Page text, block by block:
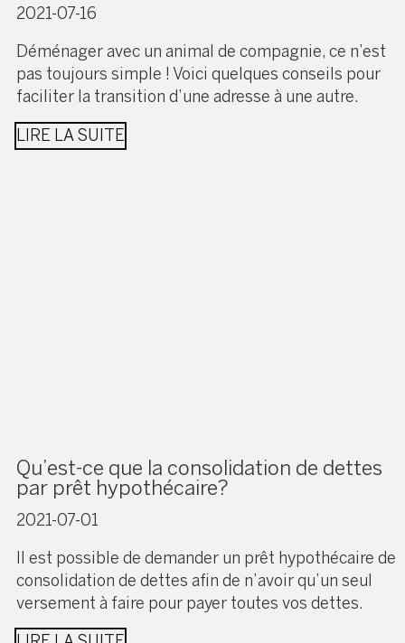
2021-07-16
Déménager avec un animal de compagnie, ce n’est
pas toujours simple ! Voici quelques conseils pour
faciliter la transition d’une adresse à une autre.
LIRE LA SUITE
Qu’est-ce que la consolidation de dettes
par prêt hypothécaire?
2021-07-01
Il est possible de demander un prêt hypothécaire de
consolidation de dettes afin de n’avoir qu’un seul
versement à faire pour payer toutes vos dettes.